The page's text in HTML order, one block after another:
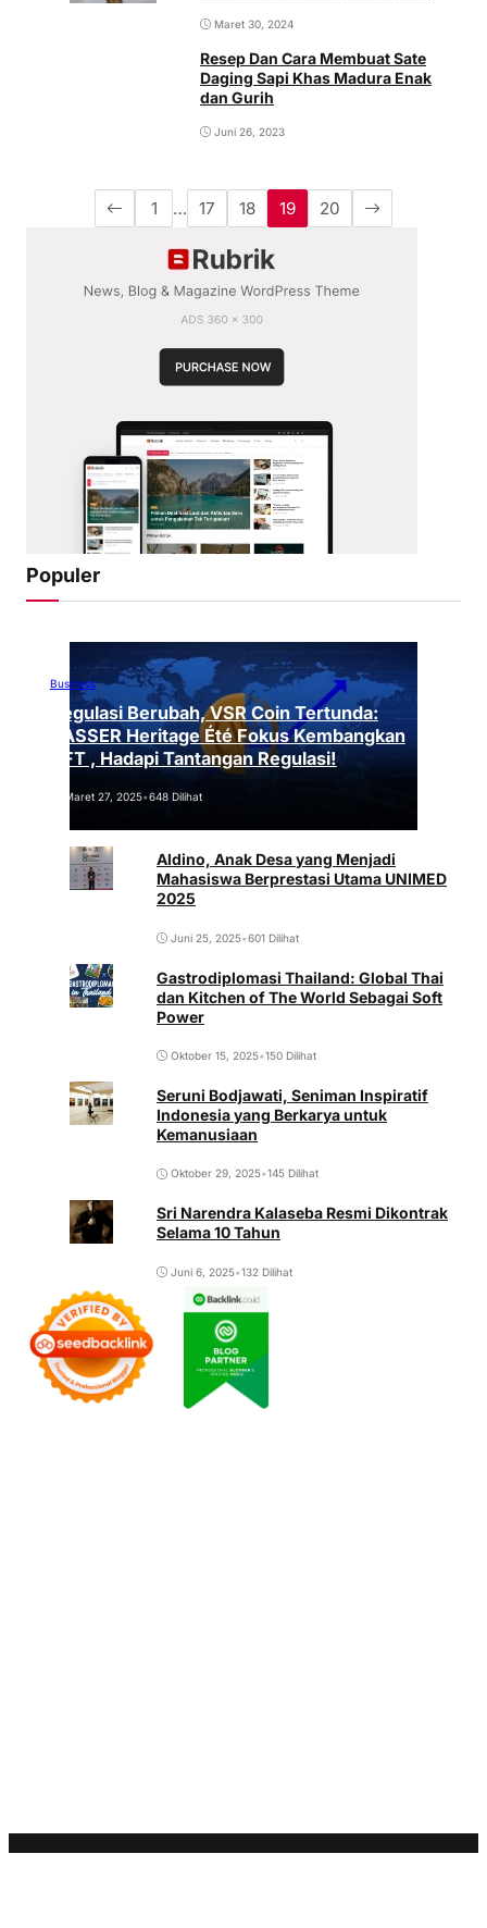
Maret 30, 2024
Resep Dan Cara Membuat Sate
Daging Sapi Khas Madura Enak
dan Gurih
Juni 26, 2023
1 … 17 18 19 20
Populer
Business
Regulasi Berubah, VSR Coin Tertunda:
VASSER Heritage Été Fokus Kembangkan
NFT , Hadapi Tantangan Regulasi!
Maret 27, 2025•648 Dilihat
Aldino, Anak Desa yang Menjadi
Mahasiswa Berprestasi Utama UNIMED
2025
Juni 25, 2025•601 Dilihat
Gastrodiplomasi Thailand: Global Thai
dan Kitchen of The World Sebagai Soft
Power
Oktober 15, 2025•150 Dilihat
Seruni Bodjawati, Seniman Inspiratif
Indonesia yang Berkarya untuk
Kemanusiaan
Oktober 29, 2025•145 Dilihat
Sri Narendra Kalaseba Resmi Dikontrak
Selama 10 Tahun
Juni 6, 2025•132 Dilihat